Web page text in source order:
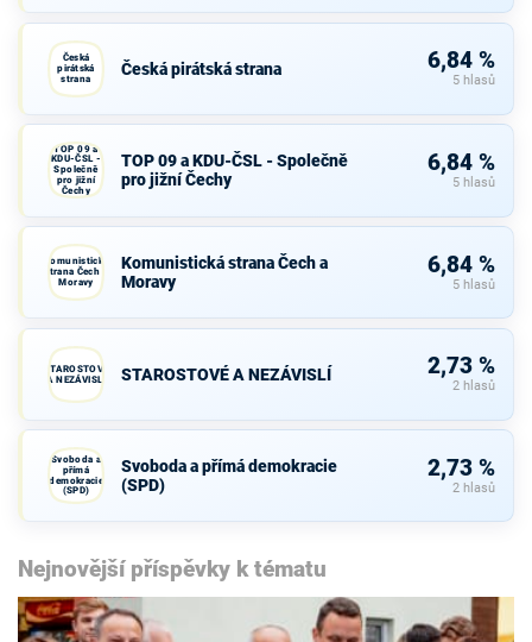
Česká
pirátská
strana
Česká pirátská strana 6,84 %
5 hlasů
TOP 09 a
KDU-ČSL -
Společně
pro jižní
Čechy
TOP 09 a KDU-ČSL - Společně
pro jižní Čechy
6,84 %
5 hlasů
Komunistická
strana Čech a
Moravy
Komunistická strana Čech a
Moravy
6,84 %
5 hlasů
STAROSTOVÉ
A NEZÁVISLÍ
STAROSTOVÉ A NEZÁVISLÍ 2,73 %
2 hlasů
Svoboda a
přímá
demokracie
(SPD)
Svoboda a přímá demokracie
(SPD)
2,73 %
2 hlasů
Nejnovější příspěvky k tématu